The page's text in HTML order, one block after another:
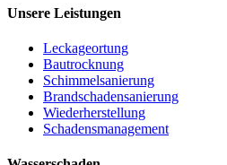
Unsere Leistungen
Leckageortung
Bautrocknung
Schimmelsanierung
Brandschadensanierung
Wiederherstellung
Schadensmanagement